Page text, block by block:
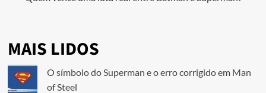
MAIS LIDOS
O símbolo do Superman e o erro corrigido em Man
of Steel